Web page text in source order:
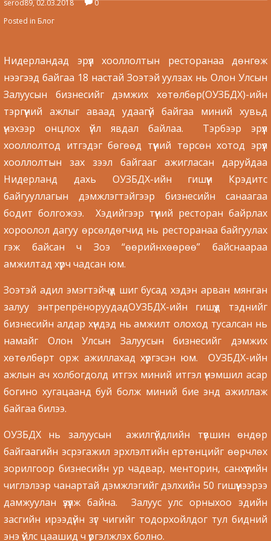
serod89, 02.03.2018
0
Posted in Блог
Нидерландад эрүүл хооллолтын ресторанаа дөнгөж
нээгээд байгаа 18 настай Зоэтэй уулзах нь Олон Улсын
Залуусын бизнесийг дэмжих хөтөлбөр(ОУЗБДХ)-ийн
тэргүүний ажлыг аваад удаагүй байгаа миний хувьд
үнэхээр онцлох үйл явдал байлаа. Тэрбээр эрүүл
хооллолтод итгэдэг бөгөөд түүний төрсөн хотод эрүүл
хооллолтын зах зээл байгааг ажигласан даруйдаа
Нидерланд дахь ОУЗБДХ-ийн гишүүн Крэдитс
байгууллагын дэмжлэгтэйгээр бизнесийн санаагаа
бодит болгожээ. Хэдийгээр түүний ресторан байрлах
хороолол дагуу өрсөлдөгчид нь ресторанаа байгуулах
гэж байсан ч Зоэ “өөрийнхөөрөө” байснаараа
амжилтад хүрч чадсан юм.
Зоэтэй адил эмэгтэйчүүд шиг бусад хэдэн арван мянган
залуу энтрепрёноруудадОУЗБДХ-ийн гишүүд тэднийг
бизнесийн алдар хүндэд нь амжилт олоход тусалсан нь
намайг Олон Улсын Залуусын бизнесийг дэмжих
хөтөлбөрт орж ажиллахад хүргэсэн юм. ОУЗБДХ-ийн
ажлын ач холбогдолд итгэх миний итгэл үнэмшил асар
богино хугацаанд буй болж миний бие энд ажиллаж
байгаа билээ.
ОУЗБДХ нь залуусын ажилгүйдлийн түвшин өндөр
байгаагийн эсрэгажил эрхлэлтийн ертөнцийг өөрчлөх
зорилгоор бизнесийн ур чадвар, менторин, санхүүгийн
чиглэлээр чанартай дэмжлэгийг дэлхийн 50 гишүүнээрээ
дамжуулан үзүүлж байна. Залуус улс орныхоо эдийн
засгийн ирээдүйн зүг чигийг тодорхойлдог тул бидний
энэ үйлс цаашид ч үргэлжлэх болно.